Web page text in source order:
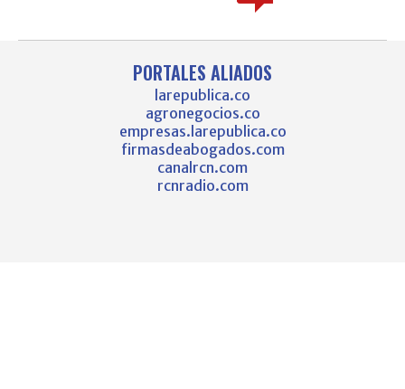
PORTALES ALIADOS
larepublica.co
agronegocios.co
empresas.larepublica.co
firmasdeabogados.com
canalrcn.com
rcnradio.com